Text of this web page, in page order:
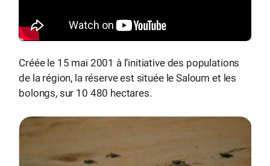
Créée le 15 mai 2001 à l’initiative des populations
de la région, la réserve est située le Saloum et les
bolongs, sur 10 480 hectares.